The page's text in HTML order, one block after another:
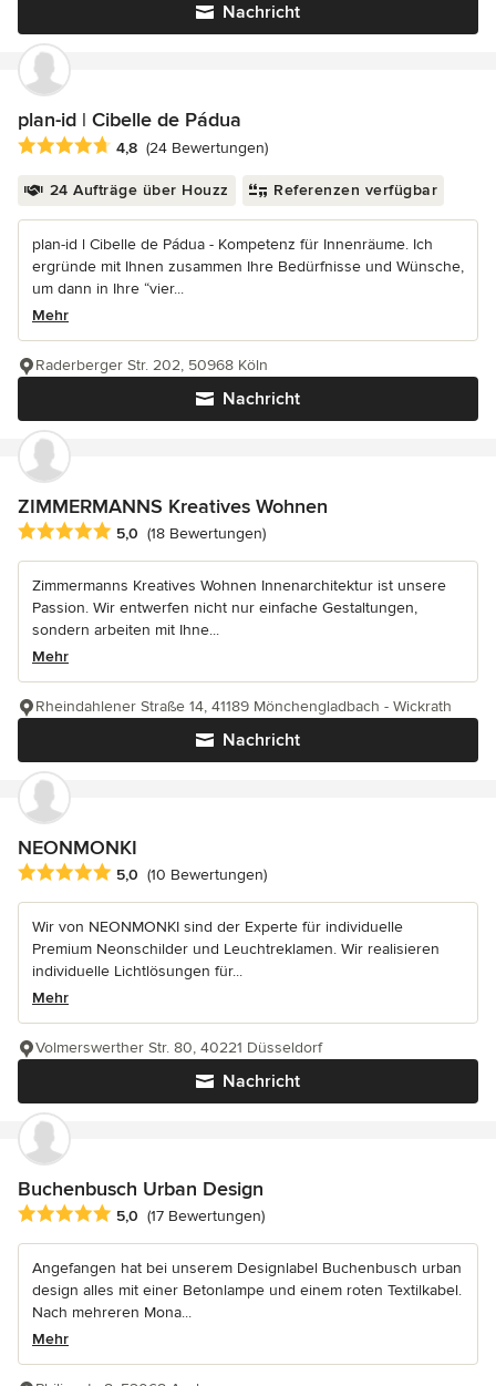
Nachricht
plan-id | Cibelle de Pádua
Durchschnittliche Bewertung: 4.8 von 5 Sternen
4,8 (24 Bewertungen)
24 Aufträge über Houzz Referenzen verfügbar
plan-id l Cibelle de Pádua - Kompetenz für Innenräume. Ich
ergründe mit Ihnen zusammen Ihre Bedürfnisse und Wünsche,
um dann in Ihre “vier...
Mehr
Nachricht
Raderberger Str. 202, 50968 Köln
ZIMMERMANNS Kreatives Wohnen
Durchschnittliche Bewertung: 5 von 5 Sternen
5,0 (18 Bewertungen)
Zimmermanns Kreatives Wohnen Innenarchitektur ist unsere
Passion. Wir entwerfen nicht nur einfache Gestaltungen,
sondern arbeiten mit Ihne...
Mehr
Nachricht
Rheindahlener Straße 14, 41189 Mönchengladbach - Wickrath
NEONMONKI
Durchschnittliche Bewertung: 5 von 5 Sternen
5,0 (10 Bewertungen)
Wir von NEONMONKI sind der Experte für individuelle
Premium Neonschilder und Leuchtreklamen. Wir realisieren
individuelle Lichtlösungen für...
Mehr
Nachricht
Volmerswerther Str. 80, 40221 Düsseldorf
Buchenbusch Urban Design
Durchschnittliche Bewertung: 5 von 5 Sternen
5,0 (17 Bewertungen)
Angefangen hat bei unserem Designlabel Buchenbusch urban
design alles mit einer Betonlampe und einem roten Textilkabel.
Nach mehreren Mona...
Mehr